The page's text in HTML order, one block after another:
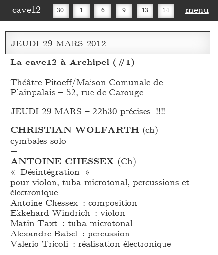
cave12 30 1 6 9 13 14
16 20 27 30
menu
JEUDI 29 MARS 2012
La cave12 à Archipel (#1)
Théâtre Pitoëff/Maison Comunale de
Plainpalais – 52, rue de Carouge
JEUDI 29 MARS – 22h30 précises !!!!
CHRISTIAN WOLFARTH (ch)
cymbales solo
+
ANTOINE CHESSEX (Ch)
« Désintégration »
pour violon, tuba microtonal, percussions et
électronique
Antoine Chessex : composition
Ekkehard Windrich : violon
Matin Taxt : tuba microtonal
Alexandre Babel : percussion
Valerio Tricoli : réalisation électronique